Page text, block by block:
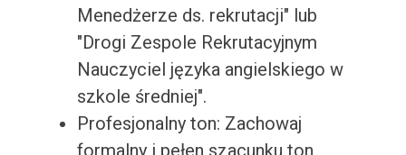
Menedżerze ds. rekrutacji" lub
"Drogi Zespole Rekrutacyjnym
Nauczyciel języka angielskiego w
szkole średniej".
Profesjonalny ton: Zachowaj
formalny i pełen szacunku ton